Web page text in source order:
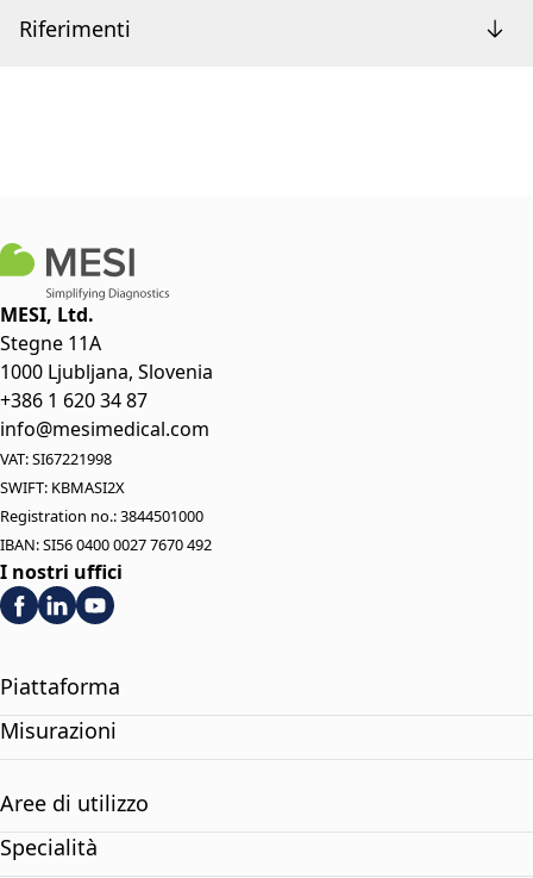
Riferimenti
MESI, Ltd.
Stegne 11A
1000 Ljubljana, Slovenia
+386 1 620 34 87
info@mesimedical.com
VAT: SI67221998
SWIFT: KBMASI2X
Registration no.: 3844501000
IBAN: SI56 0400 0027 7670 492
I nostri uffici
Piattaforma
Misurazioni
Aree di utilizzo
Specialità